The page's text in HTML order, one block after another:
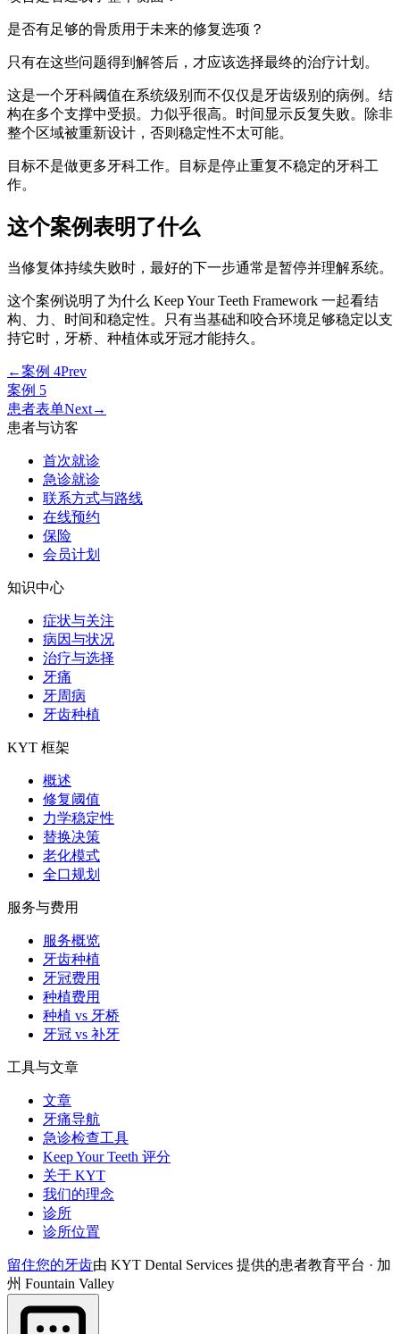
是否有足够的骨质用于未来的修复选项？
只有在这些问题得到解答后，才应该选择最终的治疗计划。
这是一个牙科阈值在系统级别而不仅仅是牙齿级别的病例。结
构在多个支撑中受损。力似乎很高。时间显示反复失败。除非
整个区域被重新设计，否则稳定性不太可能。
目标不是做更多牙科工作。目标是停止重复不稳定的牙科工
作。
这个案例表明了什么
当修复体持续失败时，最好的下一步通常是暂停并理解系统。
这个案例说明了为什么 Keep Your Teeth Framework 一起看结
构、力、时间和稳定性。只有当基础和咬合环境足够稳定以支
持它时，牙桥、种植体或牙冠才能持久。
←案例 4Prev
案例 5
患者表单Next→
患者与访客
首次就诊
急诊就诊
联系方式与路线
在线预约
保险
会员计划
知识中心
症状与关注
病因与状况
治疗与选择
牙痛
牙周病
牙齿种植
KYT 框架
概述
修复阈值
力学稳定性
替换决策
老化模式
全口规划
服务与费用
服务概览
牙齿种植
牙冠费用
种植费用
种植 vs 牙桥
牙冠 vs 补牙
工具与文章
文章
牙痛导航
急诊检查工具
Keep Your Teeth 评分
关于 KYT
我们的理念
诊所
诊所位置
留住您的牙齿由 KYT Dental Services 提供的患者教育平台 · 加
州 Fountain Valley